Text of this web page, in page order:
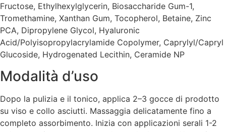
Fructose, Ethylhexylglycerin, Biosaccharide Gum-1,
Tromethamine, Xanthan Gum, Tocopherol, Betaine, Zinc
PCA, Dipropylene Glycol, Hyaluronic
Acid/Polyisopropylacrylamide Copolymer, Caprylyl/Capryl
Glucoside, Hydrogenated Lecithin, Ceramide NP
Modalità d’uso
Dopo la pulizia e il tonico, applica 2–3 gocce di prodotto
su viso e collo asciutti. Massaggia delicatamente fino a
completo assorbimento. Inizia con applicazioni serali 1-2